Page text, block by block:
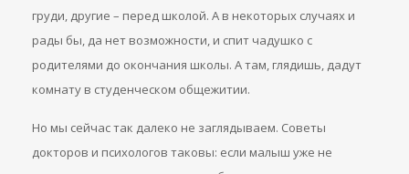
груди, другие – перед школой. А в некоторых случаях и
рады бы, да нет возможности, и спит чадушко с
родителями до окончания школы. А там, глядишь, дадут
комнату в студенческом общежитии.
Но мы сейчас так далеко не заглядываем. Советы
докторов и психологов таковы: если малыш уже не